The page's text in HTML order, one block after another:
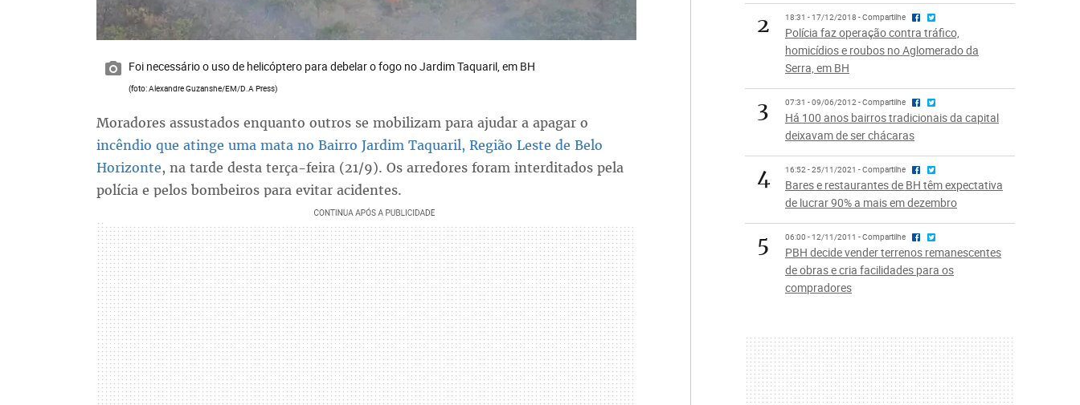
Foi necessário o uso de helicóptero para debelar o fogo no Jardim Taquaril, em BH
(foto: Alexandre Guzanshe/EM/D.A Press)
Moradores assustados enquanto outros se mobilizam para ajudar a apagar o
incêndio que atinge uma mata no Bairro Jardim Taquaril, Região Leste de Belo
Horizonte, na tarde desta terça-feira (21/9). Os arredores foram interditados pela
polícia e pelos bombeiros para evitar acidentes.
2 18:31 - 17/12/2018 - Compartilhe
Polícia faz operação contra tráfico,
homicídios e roubos no Aglomerado da
Serra, em BH
3 07:31 - 09/06/2012 - Compartilhe
Há 100 anos bairros tradicionais da capital
deixavam de ser chácaras
4 16:52 - 25/11/2021 - Compartilhe
Bares e restaurantes de BH têm expectativa
de lucrar 90% a mais em dezembro
5 06:00 - 12/11/2011 - Compartilhe
PBH decide vender terrenos remanescentes
de obras e cria facilidades para os
compradores